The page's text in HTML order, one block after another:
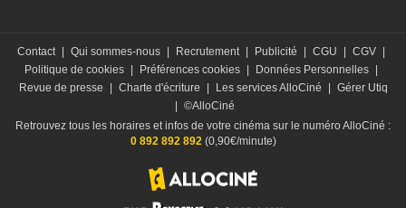
Contact Qui sommes-nous Recrutement Publicité CGU CGV
Politique de cookies
Préférences cookies Données Personnelles
Revue de presse
Charte d'écriture Les services AlloCiné
Gérer Utiq
©AlloCiné
Retrouvez tous les horaires et infos de votre cinéma sur le numéro AlloCiné :
0 892 892 892(0,90€/minute)